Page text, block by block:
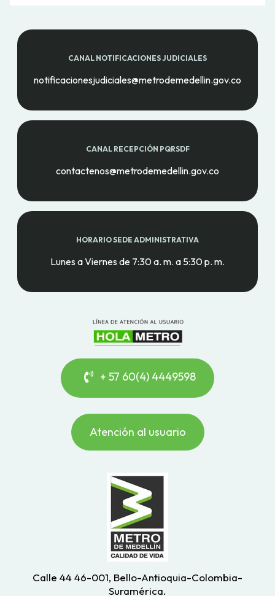
CANAL NOTIFICACIONES JUDICIALES
notificacionesjudiciales@metrodemedellin.gov.co
CANAL RECEPCIÓN PQRSDF
contactenos@metrodemedellin.gov.co
HORARIO SEDE ADMINISTRATIVA
Lunes a Viernes de 7:30 a. m. a 5:30 p. m.
+ 57 60(4) 4449598
Atención al usuario
Calle 44 46-001, Bello-Antioquia-Colombia-
Suramérica.